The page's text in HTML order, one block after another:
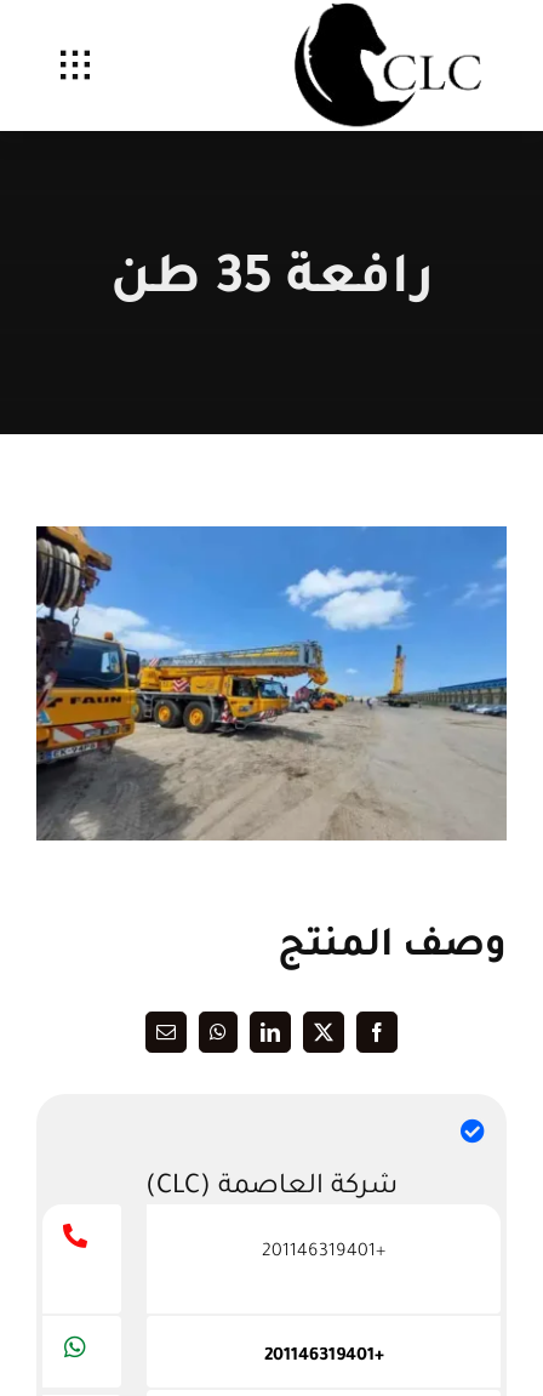
content
رافعة 35 طن
وصف المنتج
شركة العاصمة (CLC)
+201146319401
+201146319401